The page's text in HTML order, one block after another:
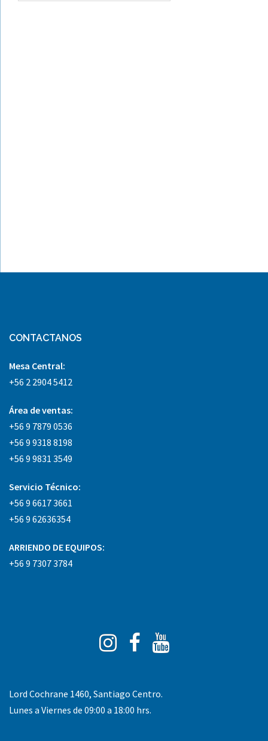
CONTACTANOS
Mesa Central:
+56 2 2904 5412
Área de ventas:
+56 9 7879 0536
+56 9 9318 8198
+56 9 9831 3549
Servicio Técnico:
+56 9 6617 3661
+56 9 62636354
ARRIENDO DE EQUIPOS:
+56 9 7307 3784
Instagram
Facebook
Tube
Lord Cochrane 1460, Santiago Centro.
Lunes a Viernes de 09:00 a 18:00 hrs.